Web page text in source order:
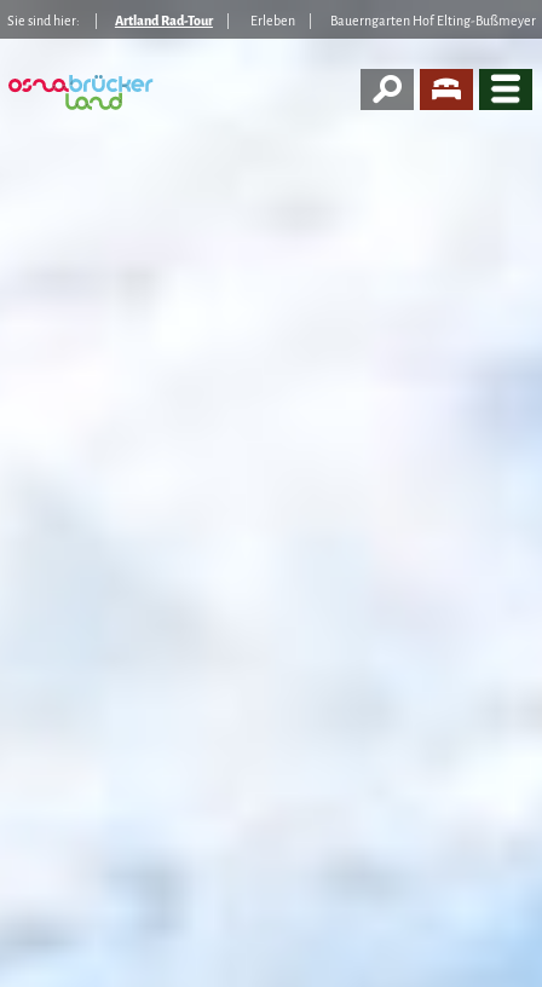
Sie sind hier: Artland Rad-Tour Erleben Bauerngarten Hof Elting-Bußmeyer